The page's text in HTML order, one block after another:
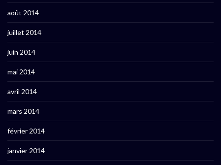
août 2014
juillet 2014
juin 2014
mai 2014
avril 2014
mars 2014
février 2014
janvier 2014